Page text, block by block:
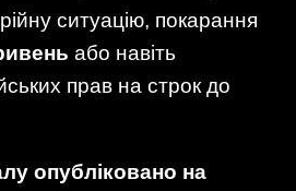
ситуацію, покарання
або навіть
прав на строк до
опубліковано на